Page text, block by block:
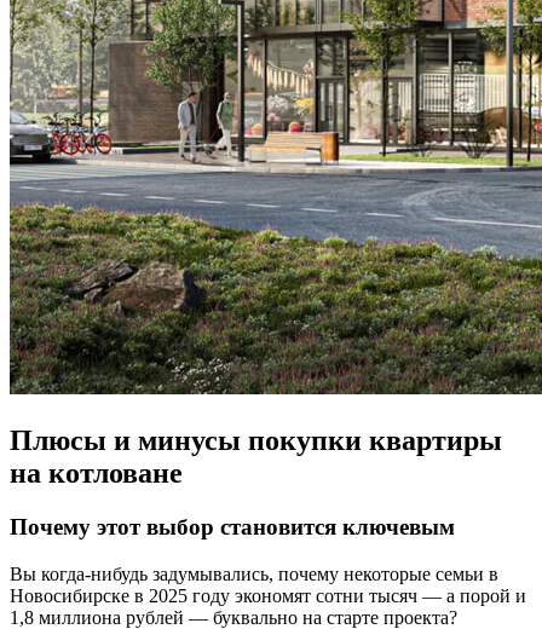
Плюсы и минусы покупки квартиры
на котловане
Почему этот выбор становится ключевым
Вы когда-нибудь задумывались, почему некоторые семьи в
Новосибирске в 2025 году экономят сотни тысяч — а порой и
1,8 миллиона рублей — буквально на старте проекта?